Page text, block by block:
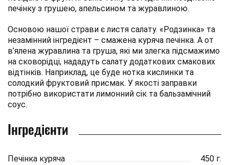
печінку з грушею, апельсином та журавлиною.
Основою нашої страви є листя салату. «Родзинка» та
незамінний інгредієнт – смажена куряча печінка. А от
в’ялена журавлина та груша, які ми злегка підсмажимо
на сковорідці, нададуть салату додаткових смакових
відтінків. Наприклад, це буде нотка кислинки та
солодкий фруктовий присмак. У якості заправки
потрібно використати лимонний сік та бальзамічний
соус.
Інгредієнти
Печінка куряча
450 г.